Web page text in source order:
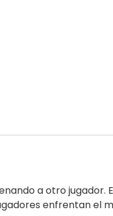
a otro jugador.
enfrentan el